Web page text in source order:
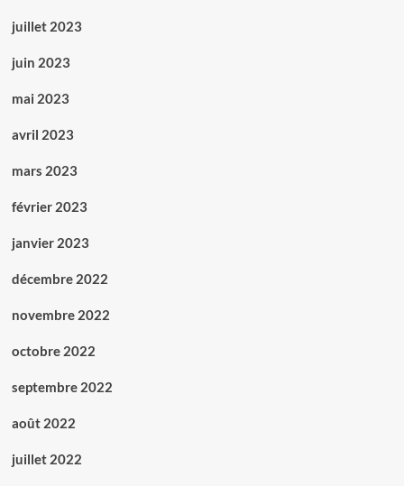
juillet 2023
juin 2023
mai 2023
avril 2023
mars 2023
février 2023
janvier 2023
décembre 2022
novembre 2022
octobre 2022
septembre 2022
août 2022
juillet 2022